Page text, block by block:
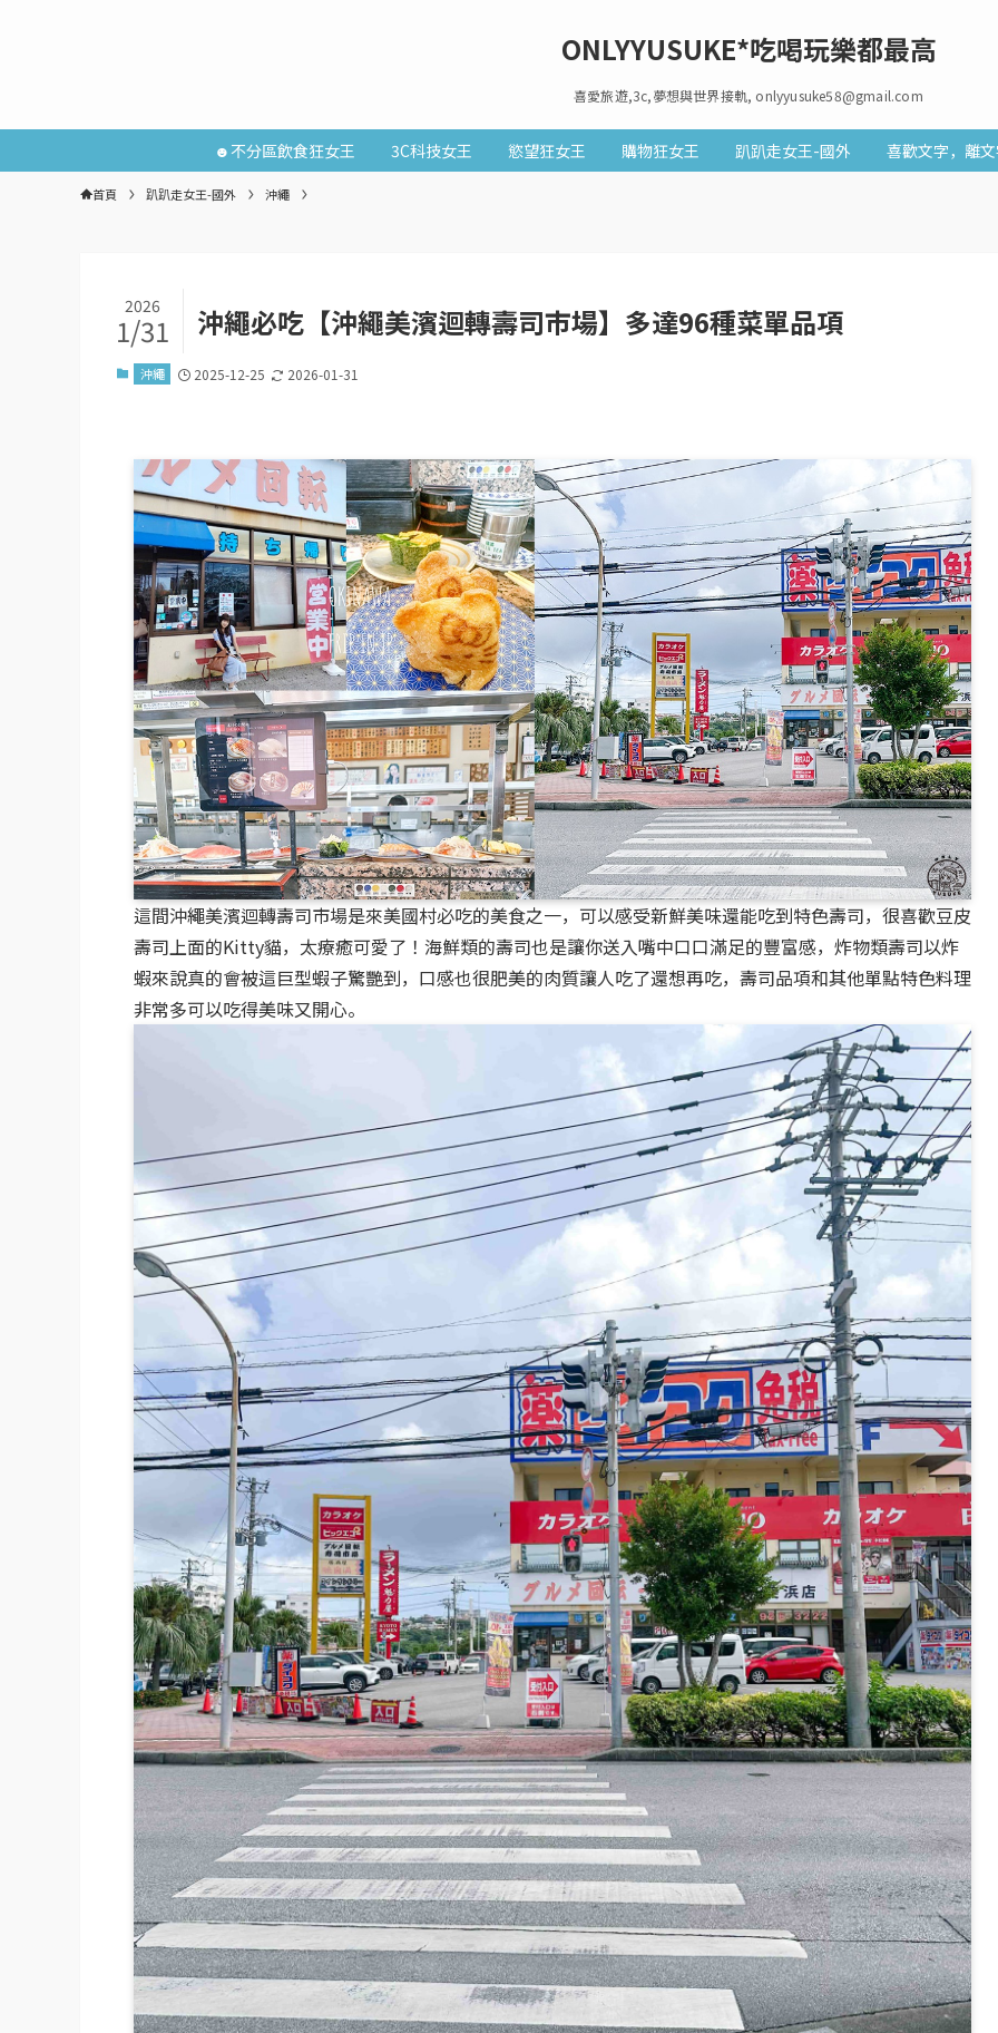
ONLYYUSUKE*吃喝玩樂都最高
喜愛旅遊,3c,夢想與世界接軌, onlyyusuke58@gmail.com
☻不分區飲食狂女王 3C科技女王 慾望狂女王 購物狂女王 趴趴走女王-國外 喜歡文字，離
首頁 趴趴走女王-國外 沖繩
沖繩必吃【沖繩美濱迴轉壽司市場】多達96種菜單品項
2026
1/31
沖繩 2025-12-25 2026-01-31
這間沖繩美濱迴轉壽司市場是來美國村必吃的美食之一，可以感受新鮮美味還能吃到特色壽司，很喜歡豆皮
壽司上面的Kitty貓，太療癒可愛了！海鮮類的壽司也是讓你送入嘴中口口滿足的豐富感，炸物類壽司以炸
蝦來說真的會被這巨型蝦子驚艷到，口感也很肥美的肉質讓人吃了還想再吃，壽司品項和其他單點特色料理
非常多可以吃得美味又開心。